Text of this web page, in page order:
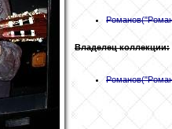
Романов
Владелец коллекции:
Романов